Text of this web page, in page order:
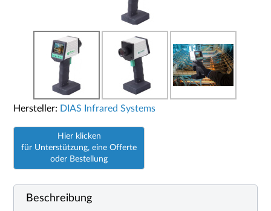
Hersteller: DIAS Infrared Systems
Hier klicken
für Unterstützung, eine Offerte
oder Bestellung
Beschreibung